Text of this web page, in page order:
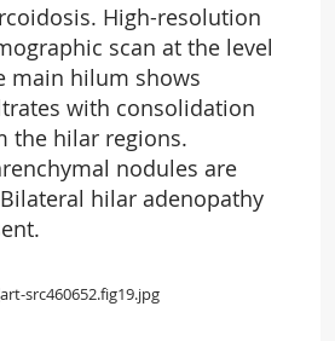
High-resolution
scan at the level
main hilum shows
with consolidation
the hilar regions.
nodules are
hilar adenopathy